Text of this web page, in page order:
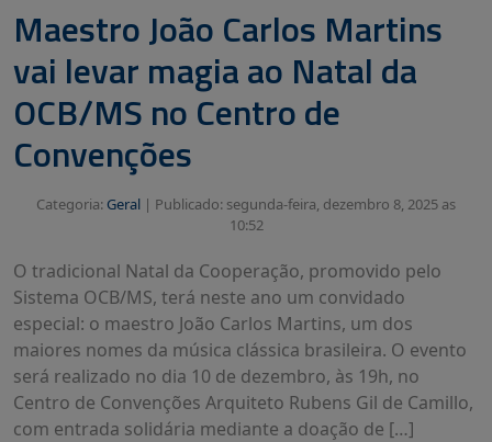
Maestro João Carlos Martins
vai levar magia ao Natal da
OCB/MS no Centro de
Convenções
Categoria: Geral | Publicado: segunda-feira, dezembro 8, 2025 as
10:52
O tradicional Natal da Cooperação, promovido pelo
Sistema OCB/MS, terá neste ano um convidado
especial: o maestro João Carlos Martins, um dos
maiores nomes da música clássica brasileira. O evento
será realizado no dia 10 de dezembro, às 19h, no
Centro de Convenções Arquiteto Rubens Gil de Camillo,
com entrada solidária mediante a doação de […]